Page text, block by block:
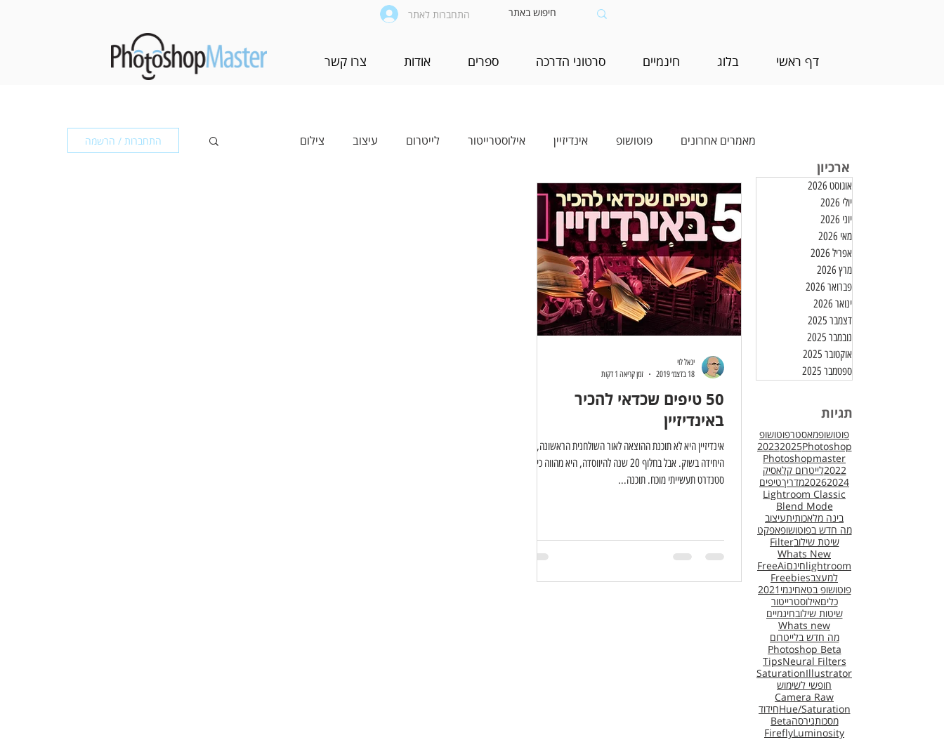
התחברות לאתר
דף ראשי בלוג חינמיים סרטוני הדרכה ספרים אודות צרו קשר
מאמרים אחרונים פוטושופ אינדיזיין אילוסטרייטור לייטרום עיצוב צילום
עריכת וידאו חינמיים בינה מלאכותית (AI)
התחברות / הרשמה
50 טיפים שכדאי להכיר
באינדיזיין
אינדיזיין היא לא תוכנת ההוצאה לאור השולחנית הראשונה, או
היחידה בשוק. אבל בחלוף 20 שנה להיווסדה, היא מהווה כיום
סטנדרט תעשייתי מוכח. תוכנה...
יגאל לוי
18 בדצמ׳ 2019
זמן קריאה 1 דקות
ארכיון
אוגוסט 2026
יולי 2026
יוני 2026
מאי 2026
אפריל 2026
מרץ 2026
פברואר 2026
ינואר 2026
דצמבר 2025
נובמבר 2025
אוקטובר 2025
ספטמבר 2025
תגיות
פוטושופמאסטרפוטושופ
Photoshop
2025
2023
Photoshopmaster
2022לייטרום קלאסיק
2024
2026מדריךטיפים
Lightroom Classic
Blend Mode
בינה מלאכותיתעיצוב
מה חדש בפוטושופאפקט
שיטת שילובFilter
Whats New
lightroomחינםAi
Free
למעצבFreebies
פוטושופ בטאחינמי 2021
כליםאילוסטרייטור
שיטות שילובחינמיים
Whats new
מה חדש בלייטרום
Photoshop Beta
Neural Filters
Tips
Illustrator
Saturation
חופשי לשימוש
Camera Raw
Hue/Saturationחידוד
מסכותגירסהBeta
Luminosity
Firefly